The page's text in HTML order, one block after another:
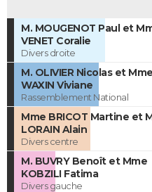
M. MOUGENOT Paul et
VENET Coralie
Divers droite
M. OLIVIER Nicolas et Mme
WAXIN Viviane
Rassemblement National
Mme BRICOT Martine et
LORAIN Alain
Divers centre
M. BUVRY Benoît et Mme
KOBZILI Fatima
Divers gauche